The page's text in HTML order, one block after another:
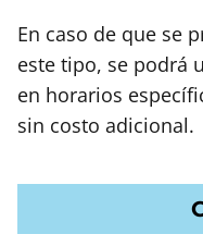
En caso de que se
este tipo, se podrá
en horarios
sin costo adicional.